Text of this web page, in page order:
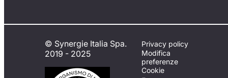
© Synergie Italia Spa.
2019 - 2025
Privacy policy
Modifica
preferenze
Cookie